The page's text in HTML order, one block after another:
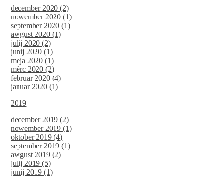
december 2020 (2)
nowember 2020 (1)
september 2020 (1)
awgust 2020 (1)
julij 2020 (2)
junij 2020 (1)
meja 2020 (1)
měrc 2020 (2)
februar 2020 (4)
januar 2020 (1)
2019
december 2019 (2)
nowember 2019 (1)
oktober 2019 (4)
september 2019 (1)
awgust 2019 (2)
julij 2019 (5)
junij 2019 (1)